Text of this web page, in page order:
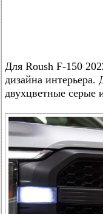
Для Roush F-150
дизайна
двухцветные серые